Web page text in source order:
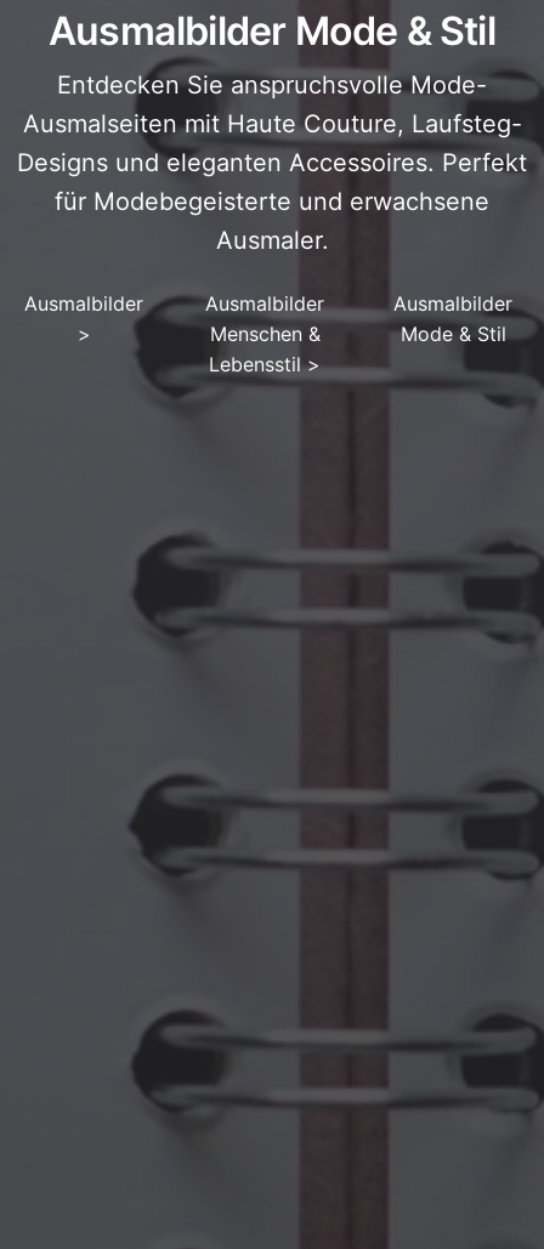
Ausmalbilder Mode & Stil
Entdecken Sie anspruchsvolle Mode-
Ausmalseiten mit Haute Couture, Laufsteg-
Designs und eleganten Accessoires. Perfekt
für Modebegeisterte und erwachsene
Ausmaler.
Ausmalbilder
>
Ausmalbilder
Menschen &
Lebensstil>
Ausmalbilder
Mode & Stil